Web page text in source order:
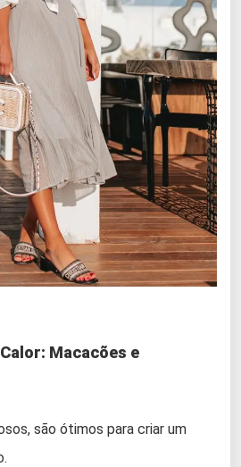
Macacões e
são ótimos para criar um